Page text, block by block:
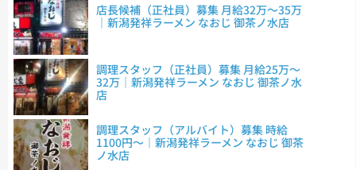
店長候補（正社員）募集 月給32万～35万
｜新潟発祥ラーメン なおじ 御茶ノ水店
調理スタッフ（正社員）募集 月給25万～
32万｜新潟発祥ラーメン なおじ 御茶ノ水
店
調理スタッフ（アルバイト）募集 時給
1100円～｜新潟発祥ラーメン なおじ 御茶
ノ水店